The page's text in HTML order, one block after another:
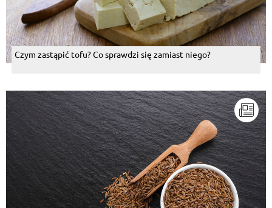
Czym zastąpić tofu? Co sprawdzi się zamiast niego?